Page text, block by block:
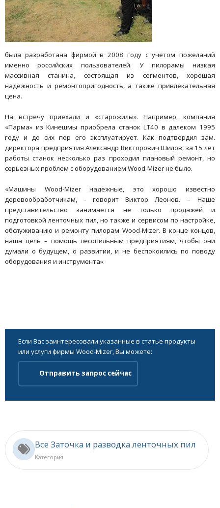
была разработана фирмой в 2008 году с учетом пожеланий
именно российских пользователей. У пилорамы низкая
массивная станина, состоящая из сегментов, хорошая
надежность и ремонтопригодность, а также привлекательная
цена.
На встречу приехали и «старожилы». Например, компания
«Парма» из Кинешмы приобрела станок LT40 в далеком 1995
году и до сих пор его эксплуатирует. Как подтвердил зам.
директора предприятия Александр Викторович Шилов, за 15 лет
работы станок несколько раз проходил плановый ремонт, но
серьезных проблем с оборудованием Wood-Mizer не было.
«Машины Wood-Mizer надежные, это хорошо известно
деревообработчикам, - говорит Виктор Леонов. – Наше
представительство занимается не только продажей и
подготовкой ленточных пил, но также и сервисом по настройке,
обслуживанию и ремонту пилорам Wood-Mizer. В конце концов,
наша цель – помощь лесопильным предприятиям, чтобы они
думали о будущем, о развитии, и не беспокоились по поводу
оборудования и инструмента».
Если Вас заинтересовали указанные в статье продукты
или услуги фирмы Wood-Mizer, Вы можете:
Отправить запрос сейчас
Все Заточка и разводка ленточных пил
Категория